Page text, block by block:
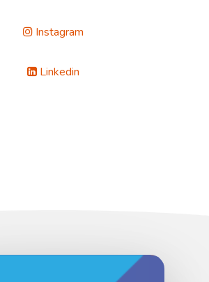
Instagram
Linkedin